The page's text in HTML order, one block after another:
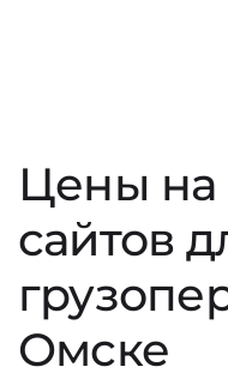
Цены на
сайтов
Омске